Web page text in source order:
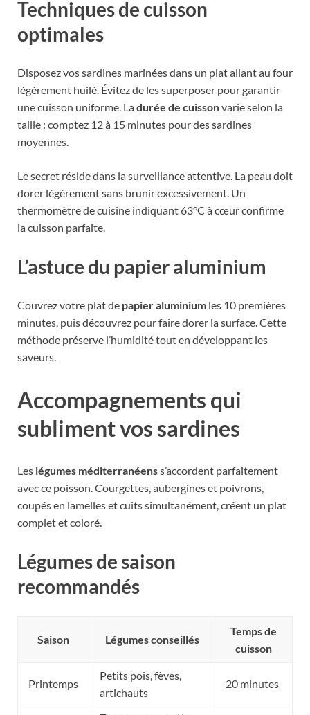
Techniques de cuisson
optimales
Disposez vos sardines marinées dans un plat allant au four
légèrement huilé. Évitez de les superposer pour garantir
une cuisson uniforme. Ladurée de cuissonvarie selon la
taille : comptez 12 à 15 minutes pour des sardines
moyennes.
Le secret réside dans la surveillance attentive. La peau doit
dorer légèrement sans brunir excessivement. Un
thermomètre de cuisine indiquant 63°C à cœur confirme
la cuisson parfaite.
L’astuce du papier aluminium
Couvrez votre plat de papier aluminium les 10 premières
minutes, puis découvrez pour faire dorer la surface. Cette
méthode préserve l’humidité tout en développant les
saveurs.
Accompagnements qui
subliment vos sardines
Les légumes méditerranéenss’accordent parfaitement
avec ce poisson. Courgettes, aubergines et poivrons,
coupés en lamelles et cuits simultanément, créent un plat
complet et coloré.
Légumes de saison
recommandés
Saison Légumes conseillés
Temps de
cuisson
Printemps
Petits pois, fèves,
artichauts
20 minutes